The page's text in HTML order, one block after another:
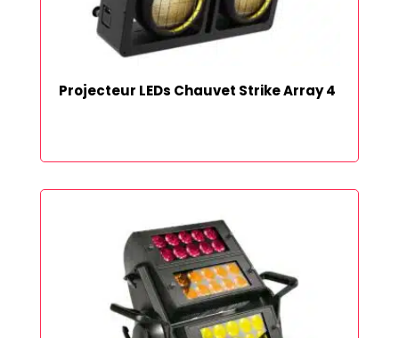
Projecteur LEDs Chauvet Strike Array 4